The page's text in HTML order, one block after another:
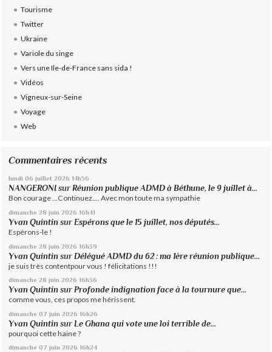
Tourisme
Twitter
Ukraine
Variole du singe
Vers une Ile-de-France sans sida !
Vidéos
Vigneux-sur-Seine
Voyage
Web
Commentaires récents
lundi 06 juillet 2026 14h56
NANGERONI surRéunion publique ADMD à Béthune, le 9 juillet à...
Bon courage ...Continuez.... Avec mon toute ma sympathie
dimanche 28 juin 2026 16h41
Yvan Quintin surEspérons que le 15 juillet, nos députés...
Espérons-le !
dimanche 28 juin 2026 16h39
Yvan Quintin surDélégué ADMD du 62 : ma 1ère réunion publique...
je suis très contentpour vous ! félicitations !!!
dimanche 28 juin 2026 16h36
Yvan Quintin surProfonde indignation face à la tournure que...
comme vous, ces propos me hérissent.
dimanche 07 juin 2026 16h26
Yvan Quintin sur Le Ghana qui vote une loi terrible de...
pourquoi cette haine ?
dimanche 07 juin 2026 16h24